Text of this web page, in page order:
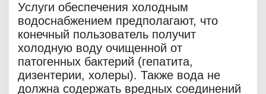
Услуги обеспечения холодным
водоснабжением предполагают, что
конечный пользователь получит
холодную воду очищенной от
патогенных бактерий (гепатита,
дизентерии, холеры). Также вода не
должна содержать вредных соединений